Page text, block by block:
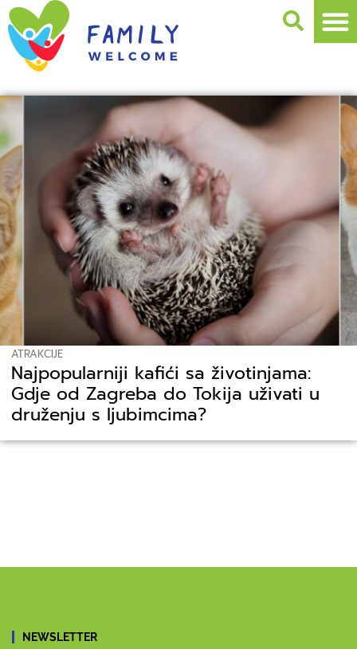
ATRAKCIJE
Najpopularniji kafići sa životinjama:
Gdje od Zagreba do Tokija uživati u
druženju s ljubimcima?
NEWSLETTER